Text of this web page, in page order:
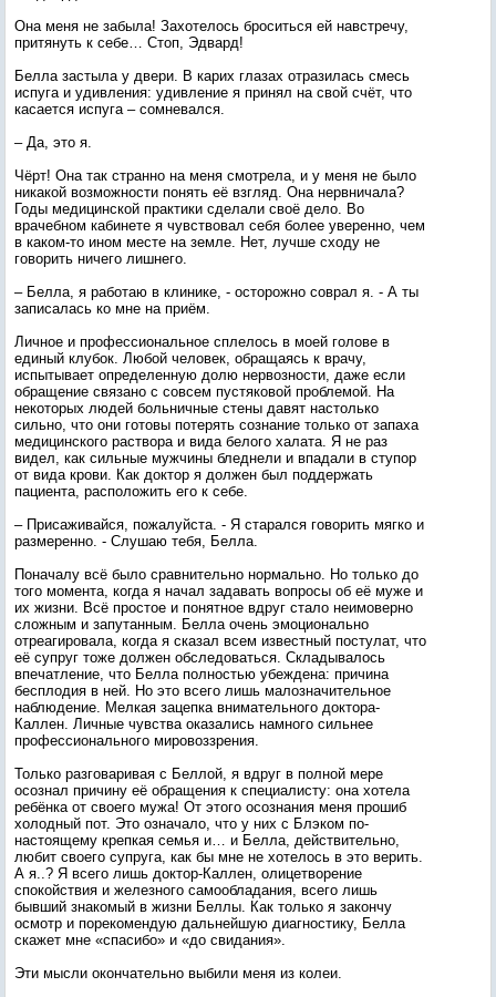
Она меня не забыла! Захотелось броситься ей навстречу,
притянуть к себе… Стоп, Эдвард!
Белла застыла у двери. В карих глазах отразилась смесь
испуга и удивления: удивление я принял на свой счёт, что
касается испуга – сомневался.
– Да, это я.
Чёрт! Она так странно на меня смотрела, и у меня не было
никакой возможности понять её взгляд. Она нервничала?
Годы медицинской практики сделали своё дело. Во
врачебном кабинете я чувствовал себя более уверенно, чем
в каком-то ином месте на земле. Нет, лучше сходу не
говорить ничего лишнего.
– Белла, я работаю в клинике, - осторожно соврал я. - А ты
записалась ко мне на приём.
Личное и профессиональное сплелось в моей голове в
единый клубок. Любой человек, обращаясь к врачу,
испытывает определенную долю нервозности, даже если
обращение связано с совсем пустяковой проблемой. На
некоторых людей больничные стены давят настолько
сильно, что они готовы потерять сознание только от запаха
медицинского раствора и вида белого халата. Я не раз
видел, как сильные мужчины бледнели и впадали в ступор
от вида крови. Как доктор я должен был поддержать
пациента, расположить его к себе.
– Присаживайся, пожалуйста. - Я старался говорить мягко и
размеренно. - Слушаю тебя, Белла.
Поначалу всё было сравнительно нормально. Но только до
того момента, когда я начал задавать вопросы об её муже и
их жизни. Всё простое и понятное вдруг стало неимоверно
сложным и запутанным. Белла очень эмоционально
отреагировала, когда я сказал всем известный постулат, что
её супруг тоже должен обследоваться. Складывалось
впечатление, что Белла полностью убеждена: причина
бесплодия в ней. Но это всего лишь малозначительное
наблюдение. Мелкая зацепка внимательного доктора-
Каллен. Личные чувства оказались намного сильнее
профессионального мировоззрения.
Только разговаривая с Беллой, я вдруг в полной мере
осознал причину её обращения к специалисту: она хотела
ребёнка от своего мужа! От этого осознания меня прошиб
холодный пот. Это означало, что у них с Блэком по-
настоящему крепкая семья и… и Белла, действительно,
любит своего супруга, как бы мне не хотелось в это верить.
А я..? Я всего лишь доктор-Каллен, олицетворение
спокойствия и железного самообладания, всего лишь
бывший знакомый в жизни Беллы. Как только я закончу
осмотр и порекомендую дальнейшую диагностику, Белла
скажет мне «спасибо» и «до свидания».
Эти мысли окончательно выбили меня из колеи.